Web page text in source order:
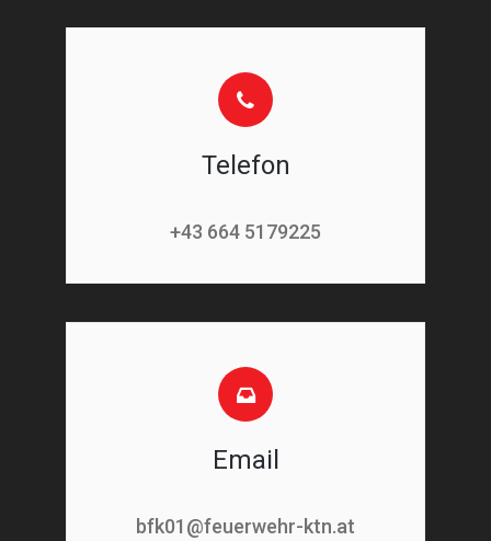
Telefon
+43 664 5179225
Email
bfk01@feuerwehr-ktn.at